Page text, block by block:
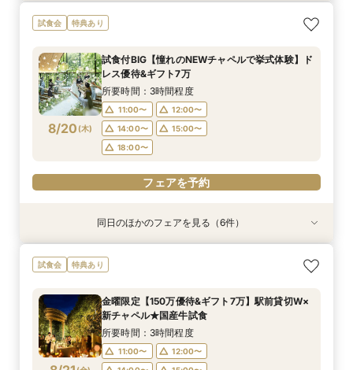
8/19(水)
【2件目以降の見学OK】貸切Wフル体験×豪華試
食×お見積り比較
11:00〜
12:00〜
14:00〜
15:00〜
18:00〜
フェアを予約
8/19(水)
【10名から全館貸切OK】ミシュラン試食付*少
人数婚ALL体験
11:00〜
12:00〜
14:00〜
15:00〜
18:00〜
フェアを予約
8/19(水)
即決ナシ★予算のリアル大公開！本番コーデ×ミ
シュラン試食体験
11:00〜
12:00〜
14:00〜
15:00〜
18:00〜
フェアを予約
8/19(水)
7万GIFT付【料理重視必見】豪華ミシュラン試食
×貸切邸宅W体験
11:00〜
12:00〜
14:00〜
15:00〜
18:00〜
フェアを予約
8/19(水)
ギフト7万付【初めての見学に】全館ALL体験*見
積相談＆絶品試食
11:00〜
12:00〜
14:00〜
15:00〜
18:00〜
フェアを予約
8/19(水)
【お気軽◎オンライン相談会】スマホで簡単！豪
華10大特典付き
13:00〜
14:30〜
16:00〜
17:30〜
フェアを予約
試食会 特典あり
8/20 (木)
試食付BIG【憧れのNEWチャペルで挙式体験】ド
レス優待&ギフト7万
所要時間：3時間程度
11:00〜
12:00〜
14:00〜
15:00〜
18:00〜
フェアを予約
特典あり
8/20(木)
【2件目以降の見学OK】貸切Wフル体験×豪華試
食×お見積り比較
11:00〜
12:00〜
14:00〜
15:00〜
18:00〜
特典あり
8/20(木)
【10名から全館貸切OK】ミシュラン試食付*少
人数婚ALL体験
11:00〜
12:00〜
14:00〜
15:00〜
18:00〜
特典あり
8/20(木)
即決ナシ★予算のリアル大公開！本番コーデ×ミ
シュラン試食体験
11:00〜
12:00〜
14:00〜
15:00〜
18:00〜
特典あり
8/20(木)
7万GIFT付【料理重視必見】豪華ミシュラン試食
×貸切邸宅W体験
11:00〜
12:00〜
14:00〜
15:00〜
18:00〜
特典あり
8/20(木)
ギフト7万付【初めての見学に】全館ALL体験*見
積相談＆絶品試食
11:00〜
12:00〜
14:00〜
15:00〜
18:00〜
8/20(木)
【お気軽◎オンライン相談会】スマホで簡単！豪
華10大特典付き
13:00〜
14:30〜
16:00〜
17:30〜
フェアを予約
同日のほかのフェアを見る（6件）
試食会 特典あり
金曜限定【150万優待&ギフト7万】駅前貸切W×
新チャペル★国産牛試食
所要時間：3時間程度
11:00〜
12:00〜